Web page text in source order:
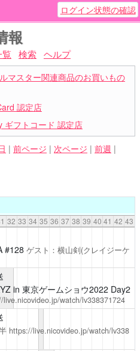
ログイン状態の確認
報
検索 ヘルプ
マスター関連商品のお買いもの
認定店
ギフトコード 認定店
| 前ページ | 次ページ | 前週 |
32 33 34 35 36 37 38 39 40 41 42 43
#128 ゲスト：横山剣(クレイジーケ
in 東京ゲームショウ2022 Day2
live.nicovideo.jp/watch/lv338371724
https://live.nicovideo.jp/watch/lv338